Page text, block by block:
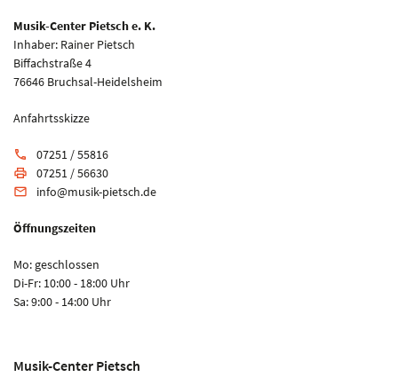
Musik-Center Pietsch e. K.
Inhaber: Rainer Pietsch
Biffachstraße 4
76646 Bruchsal-Heidelsheim
Anfahrtsskizze
phone 07251 / 55816
print 07251 / 56630
email info@musik-pietsch.de
Öffnungszeiten
Mo: geschlossen
Di-Fr: 10:00 - 18:00 Uhr
Sa: 9:00 - 14:00 Uhr
Musik-Center Pietsch